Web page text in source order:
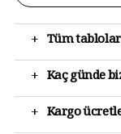
+ Tüm
+ Kaç günde
+ Kargo